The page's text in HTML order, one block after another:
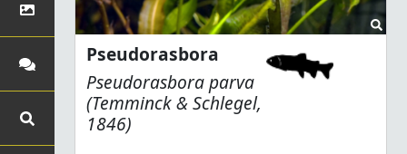
Pseudorasbora
Pseudorasbora parva
(Temminck & Schlegel,
1846)